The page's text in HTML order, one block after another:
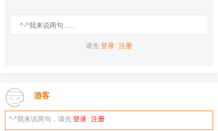
请先登录 · 注册
游客
^-^我来说两句，请先登录 · 注册